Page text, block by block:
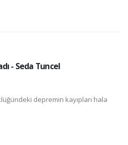
- Seda Tuncel
depremin kayıpları hala